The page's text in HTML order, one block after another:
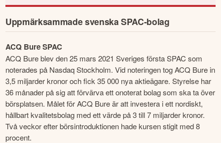
Uppmärksammade svenska SPAC-bolag
ACQ Bure SPAC
ACQ Bure blev den 25 mars 2021 Sveriges första SPAC som
noterades på Nasdaq Stockholm. Vid noteringen tog ACQ Bure in
3,5 miljarder kronor och fick 35 000 nya aktieägare. Styrelse har
36 månader på sig att förvärva ett onoterat bolag som ska ta över
börsplatsen. Målet för ACQ Bure är att investera i ett nordiskt,
hållbart kvalitetsbolag med ett värde på 3 till 7 miljarder kronor.
Två veckor efter börsintroduktionen hade kursen stigit med 8
procent.